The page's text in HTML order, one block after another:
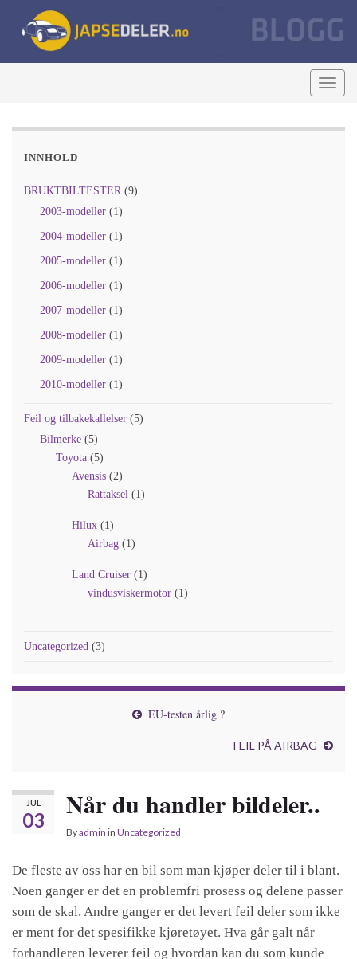
INNHOLD
BRUKTBILTESTER(9)
2003-modeller (1)
2004-modeller (1)
2005-modeller (1)
2006-modeller (1)
2007-modeller (1)
2008-modeller (1)
2009-modeller (1)
2010-modeller (1)
Feil og tilbakekallelser (5)
Bilmerke (5)
Toyota (5)
Avensis (2)
Rattaksel (1)
Hilux (1)
Airbag (1)
Land Cruiser (1)
vindusviskermotor (1)
Uncategorized (3)
EU-testen årlig ?
FEIL PÅ AIRBAG
JUL
03 Når du handler bildeler..
Byadmin in Uncategorized
De fleste av oss har en bil som man kjøper deler til i blant.
Noen ganger er det en problemfri prosess og delene passer
som de skal. Andre ganger er det levert feil deler som ikke
er ment for det spesifikke kjøretøyet. Hva går galt når
forhandleren leverer feil og hvordan kan du som kunde